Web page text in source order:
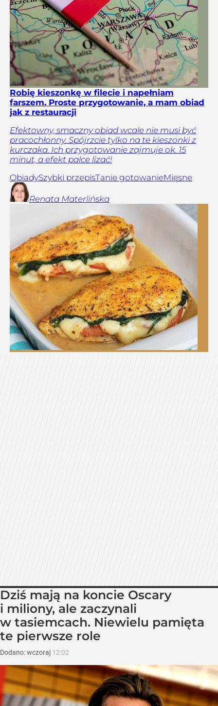
Robię kieszonkę w filecie i napełniam
farszem. Proste przygotowanie, a mam obiad
jak z restauracji
Efektowny, smaczny obiad wcale nie musi być
pracochłonny. Spójrzcie tylko na te kieszonki z
kurczaka. Ich przygotowanie zajmuje ok. 15
minut, a efekt palce lizać!
ObiadySzybki przepisTanie gotowanieMięsne
Renata Materlińska
Dziś mają na koncie Oscary
i miliony, ale zaczynali
w tasiemcach. Niewielu pamięta
te pierwsze role
Dodano:wczoraj 12:02